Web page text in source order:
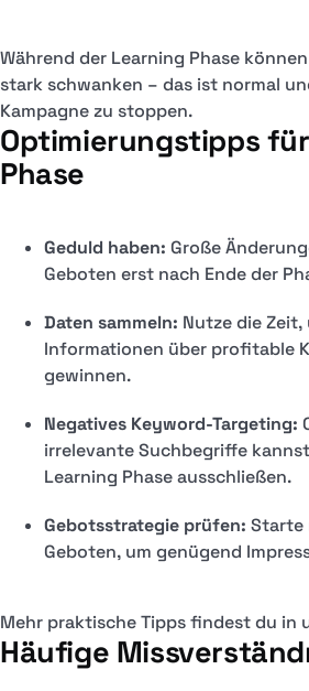
Während der Learning Phase
stark schwanken – das ist normal
Kampagne zu stoppen.
Optimierungstipps
Phase
Geduld haben: Große
Geboten erst nach Ende der
Daten sammeln: Nutze die
Informationen über profitable
gewinnen.
Negatives Keyword-Targeting:
irrelevante Suchbegriffe
Learning Phase ausschließen.
Gebotsstrategie prüfen: Starte
Geboten, um genügend
Mehr praktische Tipps findest du in
Häufige